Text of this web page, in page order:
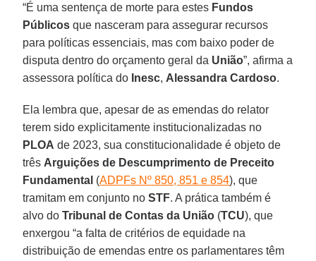
“É uma sentença de morte para estes Fundos
Públicos que nasceram para assegurar recursos
para políticas essenciais, mas com baixo poder de
disputa dentro do orçamento geral da União”, afirma a
assessora política do Inesc, Alessandra Cardoso.
Ela lembra que, apesar de as emendas do relator
terem sido explicitamente institucionalizadas no
PLOA de 2023, sua constitucionalidade é objeto de
três Arguições de Descumprimento de Preceito
Fundamental (ADPFs Nº 850, 851 e 854), que
tramitam em conjunto noSTF. A prática também é
alvo doTribunal de Contas da União (TCU), que
enxergou “a falta de critérios de equidade na
distribuição de emendas entre os parlamentares têm